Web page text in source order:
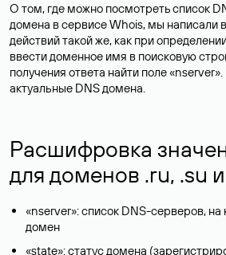
О том, где можно посмотреть список
домена в сервисе Whois, мы написали
действий такой же, как при
ввести доменное имя в поисковую
получения ответа найти поле
актуальные DNS домена.
Расшифровка
для доменов .ru, .su
«nserver»: список DNS-серверов,
домен
«state»: статус домена